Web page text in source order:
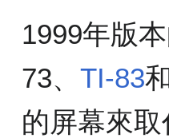
1999年版
73、 TI-83
的屏幕來